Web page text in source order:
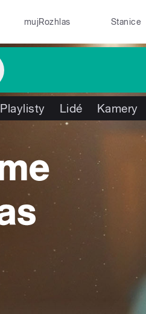
mujRozhlas Stanice
Playlisty Lidé Kamery